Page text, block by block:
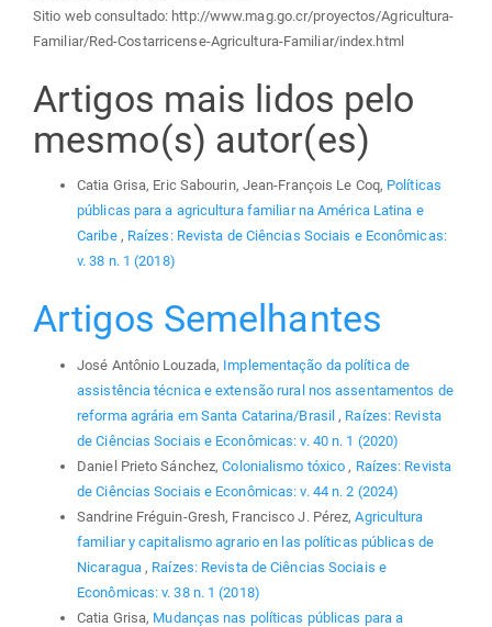
Sitio web consultado: http://www.mag.go.cr/proyectos/Agricultura-
Familiar/Red-Costarricense-Agricultura-Familiar/index.html
Artigos mais lidos pelo
mesmo(s) autor(es)
Catia Grisa, Eric Sabourin, Jean-François Le Coq, Políticas
públicas para a agricultura familiar na América Latina e
Caribe , Raízes: Revista de Ciências Sociais e Econômicas:
v. 38 n. 1 (2018)
Artigos Semelhantes
José Antônio Louzada, Implementação da política de
assistência técnica e extensão rural nos assentamentos de
reforma agrária em Santa Catarina/Brasil , Raízes: Revista
de Ciências Sociais e Econômicas: v. 40 n. 1 (2020)
Daniel Prieto Sánchez,Colonialismo tóxico , Raízes: Revista
de Ciências Sociais e Econômicas: v. 44 n. 2 (2024)
Sandrine Fréguin-Gresh, Francisco J. Pérez,Agricultura
familiar y capitalismo agrario en las políticas públicas de
Nicaragua , Raízes: Revista de Ciências Sociais e
Econômicas: v. 38 n. 1 (2018)
Catia Grisa, Mudanças nas políticas públicas para a